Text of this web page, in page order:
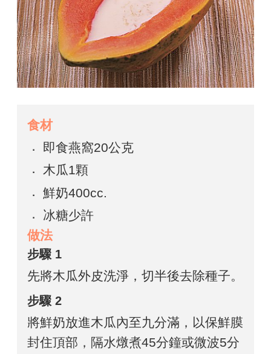
食材
即食燕窩20公克
木瓜1顆
鮮奶400cc.
冰糖少許
做法
步驟 1
先將木瓜外皮洗淨，切半後去除種子。
步驟 2
將鮮奶放進木瓜內至九分滿，以保鮮膜
封住頂部，隔水燉煮45分鐘或微波5分